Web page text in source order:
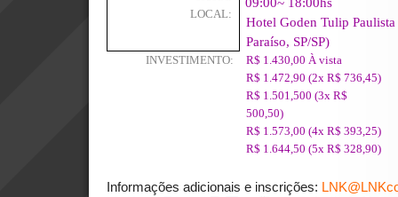
LOCAL:
Hotel Goden Tulip
Paraíso, SP/SP)
INVESTIMENTO:
R$ 1.430,00 À vista
R$ 1.472,90 (2x R$ 736,45)
R$ 1.501,500 (3x R$
500,50)
R$ 1.573,00 (4x R$ 393,25)
R$ 1.644,50 (5x R$ 328,90)
Informações adicionais e inscrições: